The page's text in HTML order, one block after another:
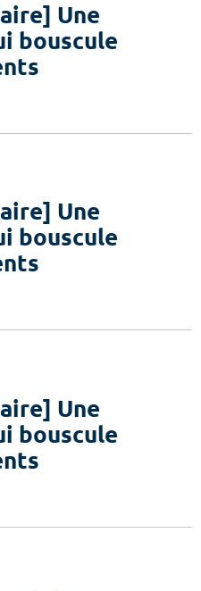
Une
bouscule
Une
bouscule
Une
bouscule